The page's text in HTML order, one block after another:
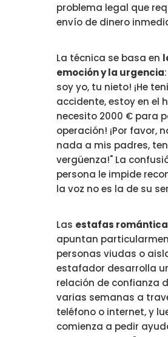
problema legal que
envío de dinero
La técnica se basa en
emoción y la urgencia
soy yo, tu nieto! ¡He
accidente, estoy en el
necesito 2000 € para
operación! ¡Por favor,
nada a mis padres,
vergüenza!" La
persona le impide
la voz no es la de su
Las estafas
apuntan
personas viudas o
estafador desarrolla
relación de confianza
varias semanas a
teléfono o internet, y
comienza a pedir